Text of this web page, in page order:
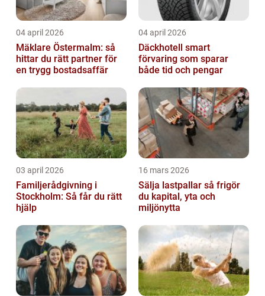
04 april 2026
Mäklare Östermalm: så
hittar du rätt partner för
en trygg bostadsaffär
04 april 2026
Däckhotell smart
förvaring som sparar
både tid och pengar
03 april 2026
Familjerådgivning i
Stockholm: Så får du rätt
hjälp
16 mars 2026
Sälja lastpallar så frigör
du kapital, yta och
miljönytta